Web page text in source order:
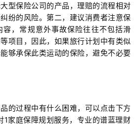
型保险公司的产品，理赔的流程相对
纷的风险。第二，建议消费者注意保
容，常规意外事故保险往往不包括滑
项目，因此，如果旅行计划中有类似
够承保此类运动的保险，避免不必要
的过程中有什么困难，可以点击下方
1家庭保障规划服务，专业的谱蓝理财